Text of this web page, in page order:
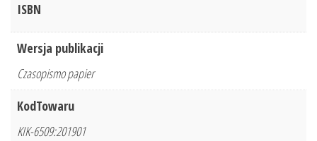
ISBN
Wersja publikacji
Czasopismo papier
KodTowaru
KIK-6509:201901